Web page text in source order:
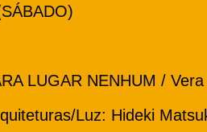
LUGAR NENHUM /
Luz: Hideki